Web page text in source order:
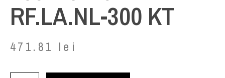
RF.LA.NL-300 KT
471.81 lei